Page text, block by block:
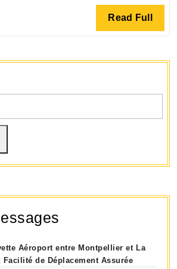
Read Full Read
Full
Aéroport entre Montpellier et La
Facilité de Déplacement Assurée